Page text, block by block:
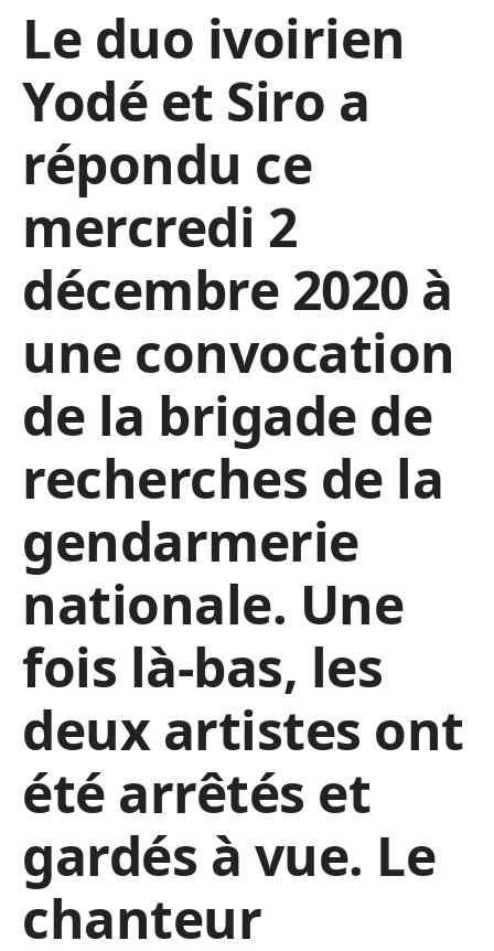
Le duo ivoirien
Yodé et Siro a
répondu ce
mercredi 2
décembre 2020 à
une convocation
de la brigade de
recherches de la
gendarmerie
nationale. Une
fois là-bas, les
deux artistes ont
été arrêtés et
gardés à vue. Le
chanteur